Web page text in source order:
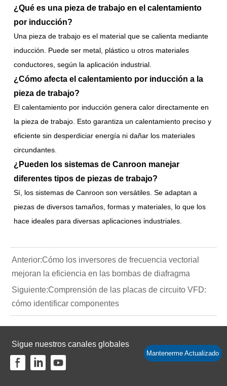
¿Qué es una pieza de trabajo en el calentamiento
por inducción?
Una pieza de trabajo es el material que se calienta mediante
inducción. Puede ser metal, plástico u otros materiales
conductores, según la aplicación industrial.
¿Cómo afecta el calentamiento por inducción a la
pieza de trabajo?
El calentamiento por inducción genera calor directamente en
la pieza de trabajo. Esto garantiza un calentamiento preciso y
eficiente sin desperdiciar energía ni dañar los materiales
circundantes.
¿Pueden los sistemas de Canroon manejar
diferentes tipos de piezas de trabajo?
Sí, los sistemas de Canroon son versátiles. Se adaptan a
piezas de diversos tamaños, formas y materiales, lo que los
hace ideales para diversas aplicaciones industriales.
Anterior:Cómo los inversores de frecuencia vectorial
mejoran la eficiencia en las bombas de diafragma
Siguiente:Comprensión de las placas de circuito VFD:
cómo identificar componentes
Sigue nuestros canales globales
Mantenerme Actualizado